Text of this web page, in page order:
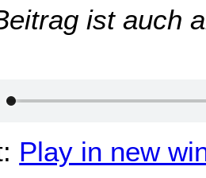
ist auch
Play in new